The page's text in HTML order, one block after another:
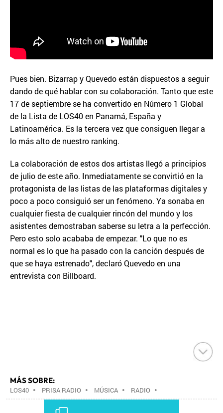
Pues bien. Bizarrap y Quevedo están dispuestos a seguir
dando de qué hablar con su colaboración. Tanto que este
17 de septiembre se ha convertido en Número 1 Global
de la Lista de LOS40 en Panamá, España y
Latinoamérica. Es la tercera vez que consiguen llegar a
lo más alto de nuestro ranking.
La colaboración de estos dos artistas llegó a principios
de julio de este año. Inmediatamente se convirtió en la
protagonista de las listas de las plataformas digitales y
poco a poco consiguió ser un fenómeno. Ya sonaba en
cualquier fiesta de cualquier rincón del mundo y los
asistentes demostraban saberse su letra a la perfección.
Pero esto solo acababa de empezar. "Lo que no es
normal es lo que ha pasado con la canción después de
que se haya estrenado", declaró Quevedo en una
entrevista con Billboard.
MÁS SOBRE:
LOS40 • PRISA RADIO • MÚSICA • RADIO •
GRUPO PRISA•GRUPO COMUNICACIÓN•MEDIOS